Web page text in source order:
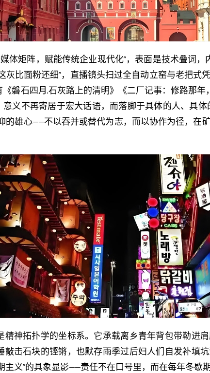
体矩阵，赋能传统企业现代化”，表面是技术叠词，
灰比面粉还细”，直播镜头扫过全自动立窑与老把式
磐石四月·石灰路上的清明》《二厂记事：修路那
意义不再寄居于宏大话语，而落脚于具体的人、具
的雄心——不以吞并或替代为志，而以协作为径，在
神拓扑学的坐标系。它承载离乡青年背包带勒进
击石块的铿锵，也默存雨季过后妇人们自发补填
主义”的具象显影——责任不在口号里，而在每年冬歇